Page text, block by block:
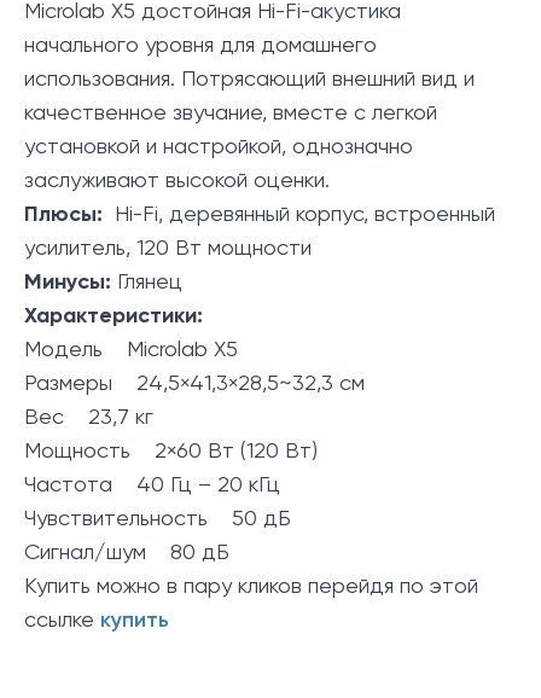
Microlab X5 достойная Hi-Fi-акустика
начального уровня для домашнего
использования. Потрясающий внешний вид и
качественное звучание, вместе с легкой
установкой и настройкой, однозначно
заслуживают высокой оценки.
Плюсы: Hi-Fi, деревянный корпус, встроенный
усилитель, 120 Вт мощности
Минусы: Глянец
Характеристики:
Модель Microlab X5
Размеры 24,5×41,3×28,5~32,3 см
Вес 23,7 кг
Мощность 2×60 Вт (120 Вт)
Частота 40 Гц – 20 кГц
Чувствительность 50 дБ
Сигнал/шум 80 дБ
Купить можно в пару кликов перейдя по этой
ссылке купить